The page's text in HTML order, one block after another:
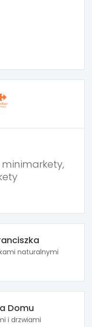
naturalnymi
Domu
i drzwiami